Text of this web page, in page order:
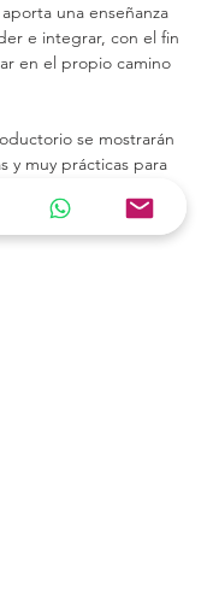
una enseñanza
e integrar, con el fin
en el propio camino
se mostrarán
y muy prácticas para
de una lectura,